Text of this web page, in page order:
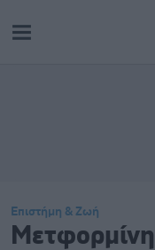
Επιστήμη & Ζωή